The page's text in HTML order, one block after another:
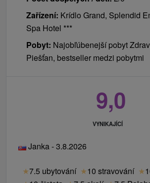
Zařízení: Krídlo Grand, Splendid
Spa Hotel ***
Pobyt: Najobľúbenejší pobyt
Piešťan, bestseller medzi pobytmi
9,0
VYNIKAJÍCÍ
Janka - 3.8.2026
★7.5 ubytování ★10 stravování ★